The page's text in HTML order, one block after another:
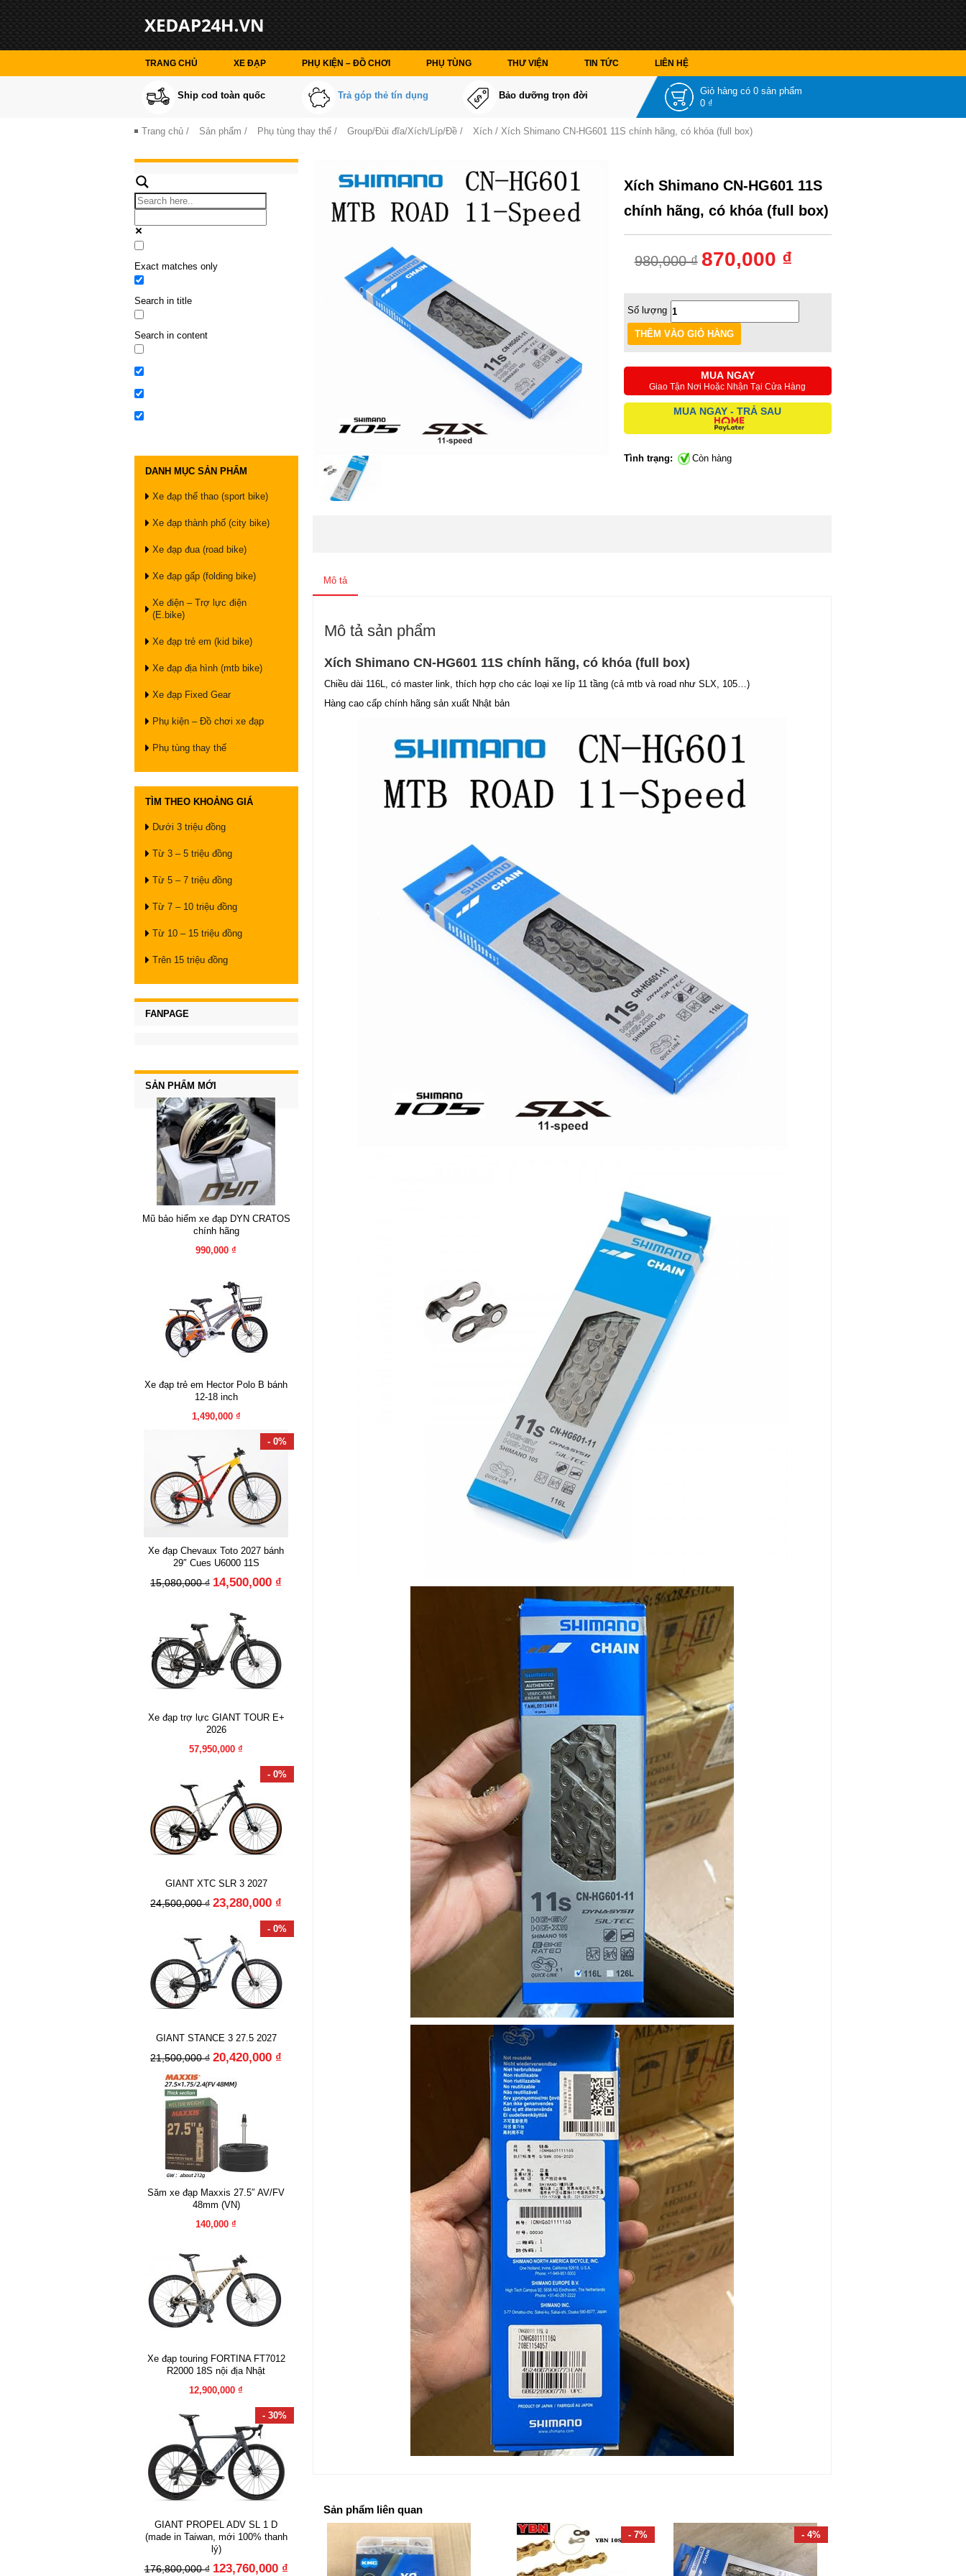
TRANG CHỦ XE ĐẠP PHỤ KIỆN – ĐỒ CHƠI PHỤ TÙNG THƯ VIỆN TIN TỨC LIÊN HỆ
Ship cod toàn quốc Trả góp thẻ tín dụng Bảo dưỡng trọn đời Giỏ hàng có 0 sản phẩm
0 ₫
Trang chủ / Sản phẩm / Phụ tùng thay thế / Group/Đùi đĩa/Xích/Líp/Đề / Xích / Xích Shimano CN-HG601 11S chính hãng, có khóa (full box)
Exact matches only
Search in title
Search in content
DANH MỤC SẢN PHẨM
Xe đạp thể thao (sport bike)
Xe đạp thành phố (city bike)
Xe đạp đua (road bike)
Xe đạp gấp (folding bike)
Xe điện – Trợ lực điện
(E.bike)
Xe đạp trẻ em (kid bike)
Xe đạp địa hình (mtb bike)
Xe đạp Fixed Gear
Phụ kiện – Đồ chơi xe đạp
Phụ tùng thay thế
TÌM THEO KHOẢNG GIÁ
Dưới 3 triệu đồng
Từ 3 – 5 triệu đồng
Từ 5 – 7 triệu đồng
Từ 7 – 10 triệu đồng
Từ 10 – 15 triệu đồng
Trên 15 triệu đồng
FANPAGE
SẢN PHẨM MỚI
Mũ bảo hiểm xe đạp DYN CRATOS
chính hãng
990,000 ₫
Xe đạp trẻ em Hector Polo B bánh
12-18 inch
1,490,000 ₫
- 0%
Xe đạp Chevaux Toto 2027 bánh
29″ Cues U6000 11S
15,080,000 ₫ 14,500,000 ₫
Xe đạp trợ lực GIANT TOUR E+
2026
57,950,000 ₫
- 0%
GIANT XTC SLR 3 2027
24,500,000 ₫ 23,280,000 ₫
- 0%
GIANT STANCE 3 27.5 2027
21,500,000 ₫ 20,420,000 ₫
Săm xe đạp Maxxis 27.5″ AV/FV
48mm (VN)
140,000 ₫
Xe đạp touring FORTINA FT7012
R2000 18S nội địa Nhật
12,900,000 ₫
- 30%
GIANT PROPEL ADV SL 1 D
(made in Taiwan, mới 100% thanh
lý)
176,800,000 ₫ 123,760,000 ₫
Xích Shimano CN-HG601 11S
chính hãng, có khóa (full box)
980,000 ₫ 870,000 ₫
Số lượng
MUA NGAY
Giao Tận Nơi Hoặc Nhận Tại Cửa Hàng
MUA NGAY - TRẢ SAU
Tình trạng: Còn hàng
Mô tả
Mô tả sản phẩm
Xích Shimano CN-HG601 11S chính hãng, có khóa (full box)
Chiều dài 116L, có master link, thích hợp cho các loại xe líp 11 tầng (cả mtb và road như SLX, 105…)
Hàng cao cấp chính hãng sản xuất Nhật bản
Sản phẩm liên quan
- 7% - 4%